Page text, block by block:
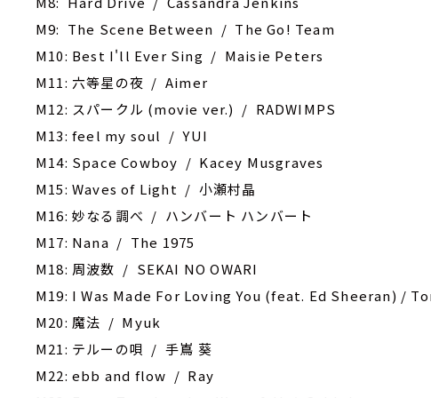
M9: The Scene Between / The Go! Team
M10: Best I'll Ever Sing / Maisie Peters
M11: 六等星の夜 / Aimer
M12: スパークル (movie ver.) / RADWIMPS
M13: feel my soul / YUI
M14: Space Cowboy / Kacey Musgraves
M15: Waves of Light / 小瀬村晶
M16: 妙なる調べ / ハンバート ハンバート
M17: Nana / The 1975
M18: 周波数 / SEKAI NO OWARI
M19: I Was Made For Loving You (feat. Ed Sheeran) /
M20: 魔法 / Myuk
M21: テルーの唄 / 手嶌 葵
M22: ebb and flow / Ray